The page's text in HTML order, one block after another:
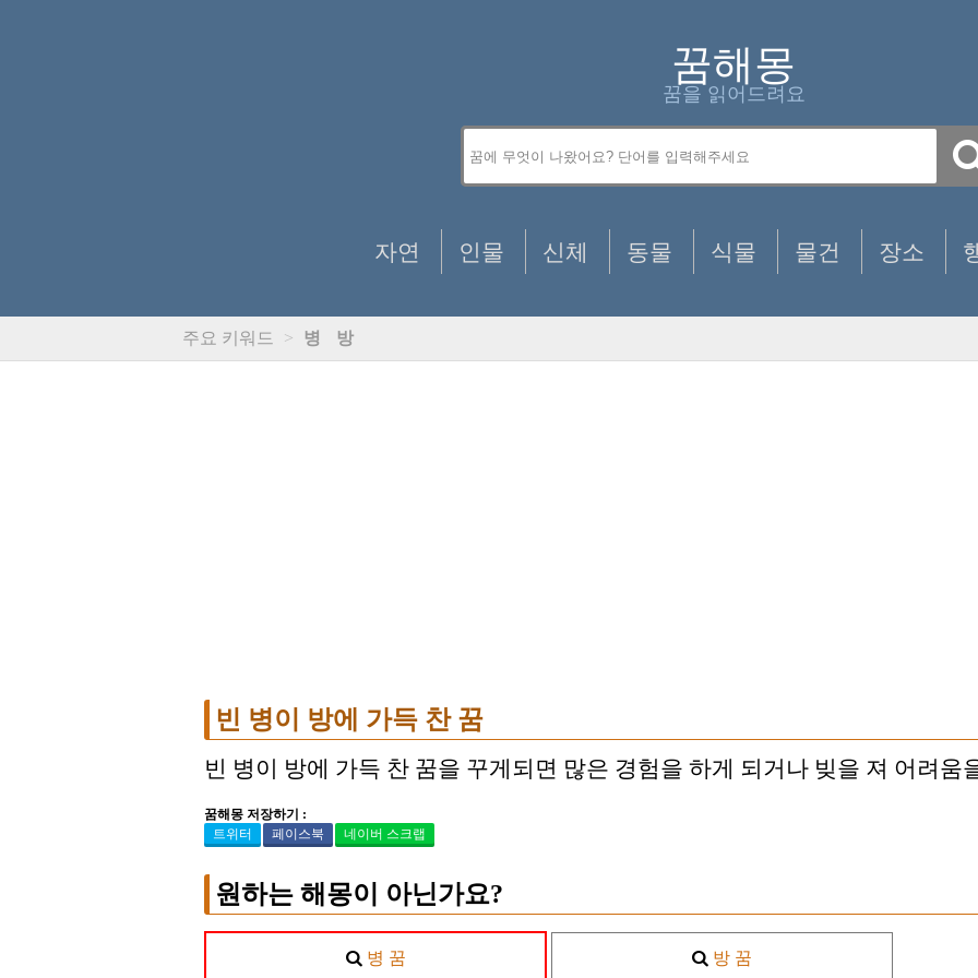
꿈해몽
꿈을 읽어드려요
자연 인물 신체 동물 식물 물건 장소
주요 키워드 > 병 방
빈 병이 방에 가득 찬 꿈
빈 병이 방에 가득 찬 꿈을 꾸게되면 많은 경험을 하게 되거나 빚을 져 어려움
꿈해몽 저장하기 :
트위터
페이스북 네이버 스크랩
원하는 해몽이 아닌가요?
병 꿈 방 꿈